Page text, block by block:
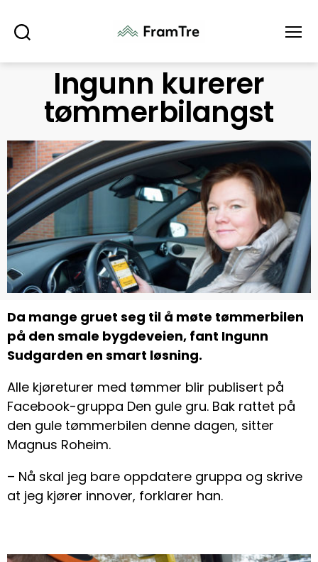
Ingunn kurerer
tømmerbilangst
Da mange gruet seg til å møte tømmerbilen
på den smale bygdeveien, fant Ingunn
Sudgarden en smart løsning.
Alle kjøreturer med tømmer blir publisert på
Facebook-gruppa Den gule gru. Bak rattet på
den gule tømmerbilen denne dagen, sitter
Magnus Roheim.
– Nå skal jeg bare oppdatere gruppa og skrive
at jeg kjører innover, forklarer han.